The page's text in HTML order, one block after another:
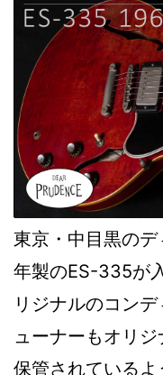
東京・中目黒のデ
年製のES-335が
リジナルのコン
ューナーもオリ
保管されている